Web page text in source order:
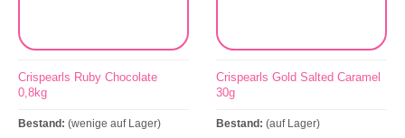
Crispearls Ruby Chocolate
0,8kg
Bestand: (wenige auf Lager)
Crispearls Gold Salted Caramel
30g
Bestand: (auf Lager)